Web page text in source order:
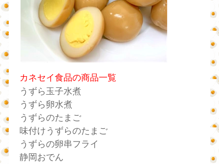
カネセイ食品の商品一覧
うずら玉子水煮
うずら卵水煮
うずらのたまご
味付けうずらのたまご
うずらの卵串フライ
静岡おでん